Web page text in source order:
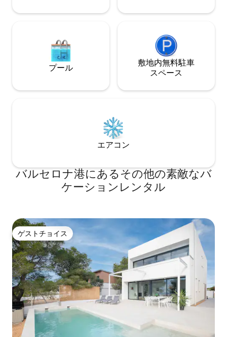
パートを飾り、装飾しています。 完璧な
き、明るく風通しの良い感じを与えるこ
となく、絶対的なプライバシーを提供し
ます。 アパートには次のものがありま
ます： ルームサービス ランドリー。 アイ
（URL非表示）地下鉄のタイミング：
（URL非表示）ブルーライン（L -5（URL
非表示）サグラダファミリアから： パセ
オ・デ・グラシア：地下鉄2駅（4 ～6
地下鉄駅（10 ～12分） （URL非表示）紫
色ライン（L-2（URL非表示）サグラダフ
ァミリアから： ランブレス（URL非表
（URL非表示）イエローライン（L-
4（URL非表示）ヴェルダゲル駅： ゴティ
ック地区（URL非表示）地下鉄4号線（8
～10分） バルセロナビーチ：地下鉄5番線
（10 ～12分）
以降は音楽は禁止
す。 建物内またはアパート内での自転車
の使用は禁止され
プール
敷地内無料駐⁠車
ス⁠ペ⁠ー⁠ス
エアコン
バルセロナ港にあるその他の素敵なバ
ケーションレンタル
ゲストチョイス
ゲストチョイス